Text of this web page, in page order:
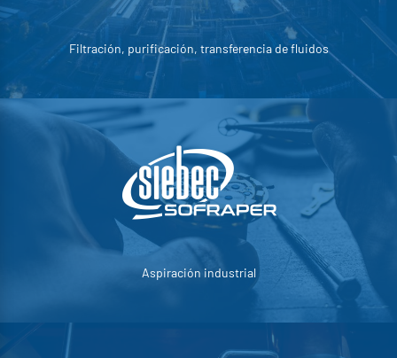
Filtración, purificación, transferencia de fluidos
Aspiración industrial